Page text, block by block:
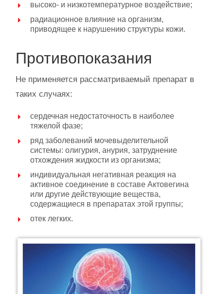
высоко- и низкотемпературное воздействие;
радиационное влияние на организм,
приводящее к нарушению структуры кожи.
Противопоказания
Не применяется рассматриваемый препарат в
таких случаях:
сердечная недостаточность в наиболее
тяжелой фазе;
ряд заболеваний мочевыделительной
системы: олигурия, анурия, затруднение
отхождения жидкости из организма;
индивидуальная негативная реакция на
активное соединение в составе Актовегина
или другие действующие вещества,
содержащиеся в препаратах этой группы;
отек легких.